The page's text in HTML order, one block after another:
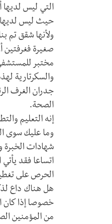
التي ليس
حيث ليس لديها
ولأنها شقق تم
صغيرة فغرفتين
مختبر
والسكرتارية
جدران الغرف
الصحة.
إنه التعليم
وما عليك سوى
شهادات الخبرة
اتساعا فقد
الحرص على
هل هناك داع
خصوصا إذا كان
من المؤمنين